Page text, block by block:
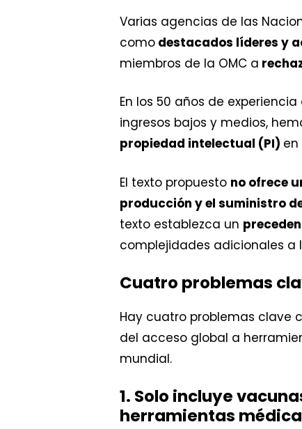
Varias agencias de las
como destacados líderes y
miembros de la OMC a
En los 50 años de
ingresos bajos y medios,
propiedad intelectual (PI) en
El texto propuesto no ofrece
producción y el suministro
texto establezca un
complejidades adicionales a
Cuatro problemas
Hay cuatro problemas clave
del acceso global a
mundial.
1. Solo incluye
herramientas